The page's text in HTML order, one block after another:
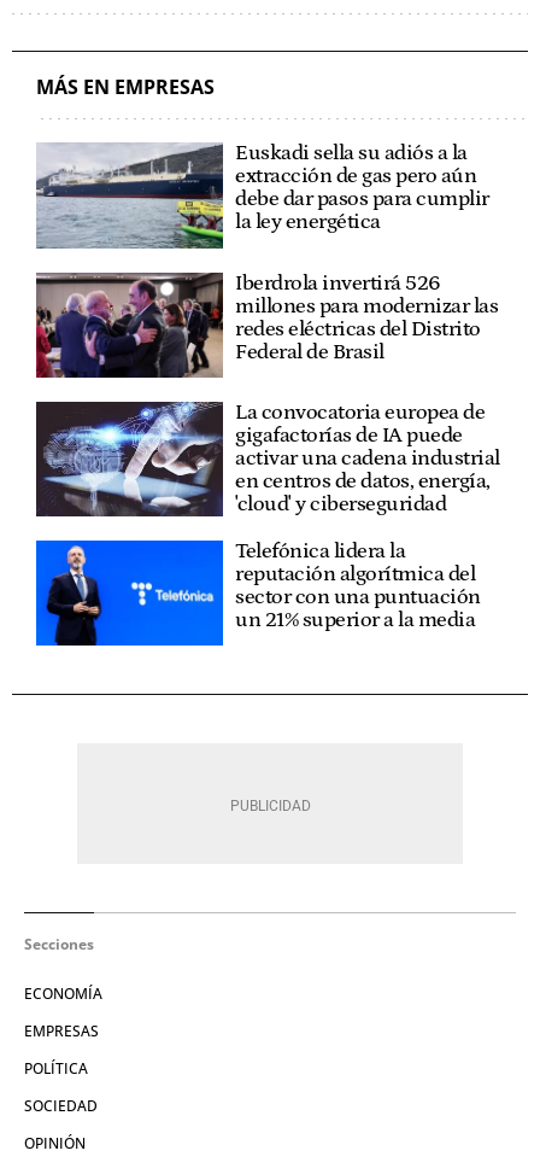
MÁS EN EMPRESAS
Euskadi sella su adiós a la
extracción de gas pero aún
debe dar pasos para cumplir
la ley energética
Iberdrola invertirá 526
millones para modernizar las
redes eléctricas del Distrito
Federal de Brasil
La convocatoria europea de
gigafactorías de IA puede
activar una cadena industrial
en centros de datos, energía,
'cloud' y ciberseguridad
Telefónica lidera la
reputación algorítmica del
sector con una puntuación
un 21% superior a la media
Secciones
ECONOMÍA
EMPRESAS
POLÍTICA
SOCIEDAD
OPINIÓN